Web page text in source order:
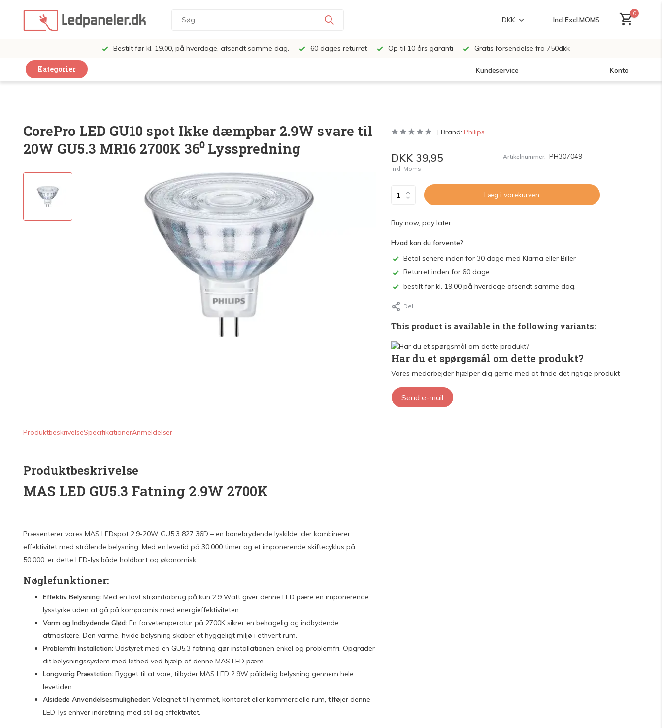
DKK Incl.Excl.MOMS
0
Bestilt før kl. 19.00, på hverdage, afsendt samme dag. 60 dages returret Op til 10 års garanti Gratis forsendelse fra 750dkk
Kategorier Kundeservice Konto
LED Loft og Væglamper
LED Spots og lamper
LED Pærer
LED Armatur Komplet
CorePro LED GU10 spot Ikke dæmpbar 2.9W svare til
20W GU5.3 MR16 2700K 36⁰ Lysspredning
ProduktbeskrivelseSpecifikationerAnmeldelser
Produktbeskrivelse
MAS LED GU5.3 Fatning 2.9W 2700K
Præsenterer vores MAS LEDspot 2.9-20W GU5.3 827 36D – en banebrydende lyskilde, der kombinerer
effektivitet med strålende belysning. Med en levetid på 30.000 timer og et imponerende skiftecyklus på
50.000, er dette LED-lys både holdbart og økonomisk.
Nøglefunktioner:
Effektiv Belysning: Med en lavt strømforbrug på kun 2.9 Watt giver denne LED pære en imponerende
lysstyrke uden at gå på kompromis med energieffektiviteten.
Varm og Indbydende Glød: En farvetemperatur på 2700K sikrer en behagelig og indbydende
atmosfære. Den varme, hvide belysning skaber et hyggeligt miljø i ethvert rum.
Problemfri Installation: Udstyret med en GU5.3 fatning gør installationen enkel og problemfri. Opgrader
dit belysningssystem med lethed ved hjælp af denne MAS LED pære.
Langvarig Præstation: Bygget til at vare, tilbyder MAS LED 2.9W pålidelig belysning gennem hele
levetiden.
Alsidede Anvendelsesmuligheder: Velegnet til hjemmet, kontoret eller kommercielle rum, tilføjer denne
LED-lys enhver indretning med stil og effektivitet.
Brand: Philips
DKK 39,95
Inkl. Moms
Artikelnummer: PH307049
Læg i varekurven
Buy now, pay later
Hvad kan du forvente?
Betal senere inden for 30 dage med Klarna eller Biller
Returret inden for 60 dage
bestilt før kl. 19.00 på hverdage afsendt samme dag.
Del
This product is available in the following variants:
Har du et spørgsmål om dette produkt?
Vores medarbejder hjælper dig gerne med at finde det rigtige produkt
Send e-mail